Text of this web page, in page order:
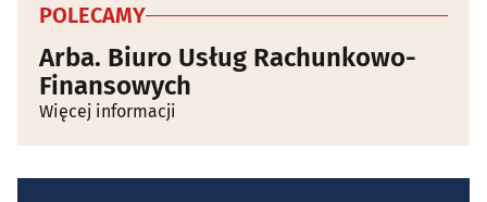
POLECAMY
Arba. Biuro Usług Rachunkowo-
Finansowych
Więcej informacji